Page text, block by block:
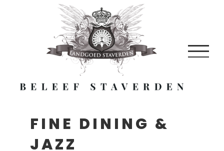
FINE DINING &
JAZZ